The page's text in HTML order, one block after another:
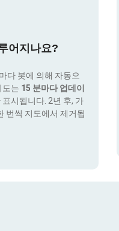
어지나요?
다 봇에 의해 자동으
도는 15 분마다 업데이
시됩니다. 2년 후, 가
번씩 지도에서 제거됩